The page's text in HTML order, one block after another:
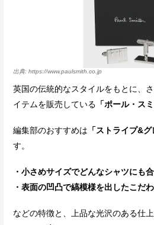
https://www.paulsmith.co.jp
英国の伝統的なスタイルをもとに、
イテムを販売している 「ポール・スミ
編集部のおすすめは 「ストライプ&
す。
・小さめサイズでどんなシャツにも
・表面の凹凸で縞模様を出したこだ
などの特徴と、上品な光沢のある仕上